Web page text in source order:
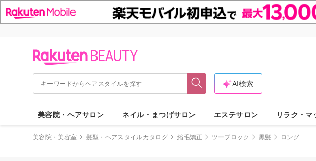
AI検索
美容院・ヘアサロン ネイル・まつげサロン エステサロン リラク・マ
美容院・美容室 髪型・ヘアスタイルカタログ 縮毛矯正 ツーブロック 黒髪 ロング